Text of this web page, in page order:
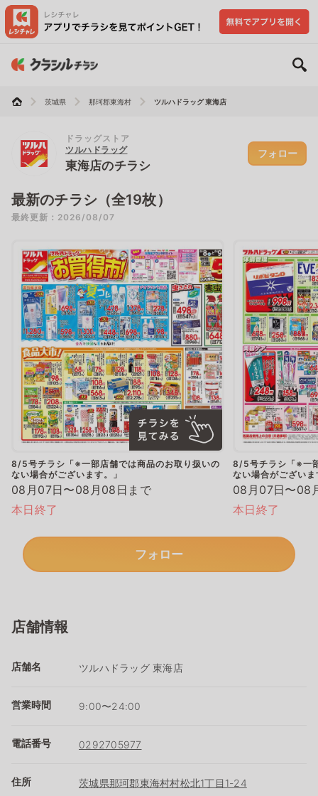
茨城県 那珂郡東海村 ツルハドラッグ 東海店
ドラッグストア
ツルハドラッグ
東海店のチラシ
フォロー
最新のチラシ（全19枚）
最終更新：2026/08/07
8/5号チラシ「※一部店舗では商品のお取り扱いの
ない場合がございます。」
08月07日〜08月08日まで
本日終了
8/5号チラシ「※一
ない場合がございま
08月07日〜08
本日終了
フォロー
店舗情報
店舗名 ツルハドラッグ 東海店
営業時間 9:00〜24:00
電話番号 0292705977
住所 茨城県那珂郡東海村村松北1丁目1-24